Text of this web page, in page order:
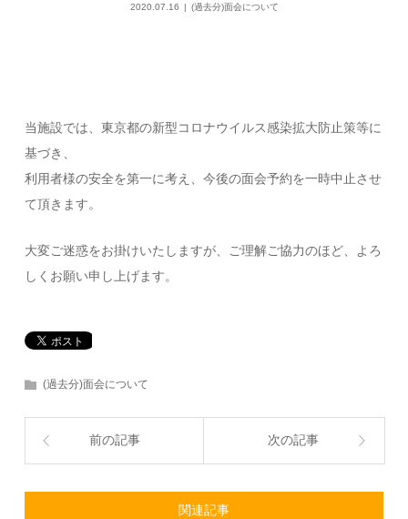
2020.07.16 (過去分)面会について
当施設では、東京都の新型コロナウイルス感染拡大防止策等に
基づき、
利用者様の安全を第一に考え、今後の面会予約を一時中止させ
て頂きます。
大変ご迷惑をお掛けいたしますが、ご理解ご協力のほど、よろ
しくお願い申し上げます。
(過去分)面会について
前の記事 次の記事
関連記事